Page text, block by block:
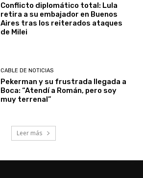
Conflicto diplomático total: Lula
retira a su embajador en Buenos
Aires tras los reiterados ataques
de Milei
CABLE DE NOTICIAS
Pekerman y su frustrada llegada a
Boca: “Atendí a Román, pero soy
muy terrenal”
Leer más